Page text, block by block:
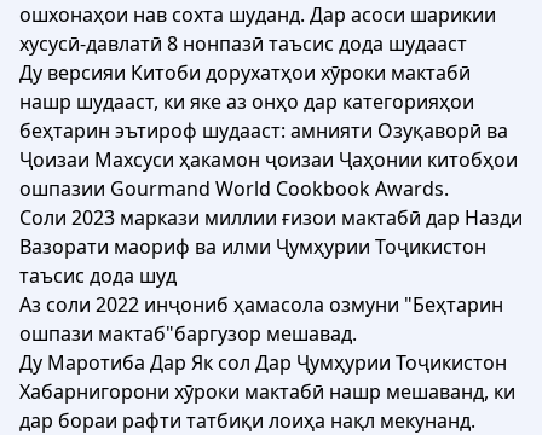
ошхонаҳои нав сохта шуданд. Дар асоси шарикии
хусусӣ-давлатӣ 8 нонпазӣ таъсис дода шудааст
Ду версияи Китоби дорухатҳои хӯроки мактабӣ
нашр шудааст, ки яке аз онҳо дар категорияҳои
беҳтарин эътироф шудааст: амнияти Озуқаворӣ ва
Ҷоизаи Махсуси ҳакамон ҷоизаи Ҷаҳонии китобҳои
ошпазии Gourmand World Cookbook Awards.
Соли 2023 маркази миллии ғизои мактабӣ дар Назди
Вазорати маориф ва илми Ҷумҳурии Тоҷикистон
таъсис дода шуд
Аз соли 2022 инҷониб ҳамасола озмуни "Беҳтарин
ошпази мактаб"баргузор мешавад.
Ду Маротиба Дар Як сол Дар Ҷумҳурии Тоҷикистон
Хабарнигорони хӯроки мактабӣ нашр мешаванд, ки
дар бораи рафти татбиқи лоиҳа нақл мекунанд.